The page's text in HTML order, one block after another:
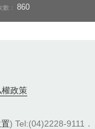
數：860
權政策
) Tel:(04)2228-9111．